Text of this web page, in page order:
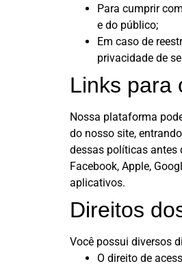
Para cumprir
e do público;
Em caso de
privacidade de
Links para
Nossa plataforma
do nosso site,
dessas políticas antes
Facebook, Apple,
aplicativos.
Direitos
Você possui diversos
O direito de